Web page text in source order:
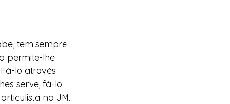
tem sempre
permite-lhe
lo através
serve, fá-lo
no JM.